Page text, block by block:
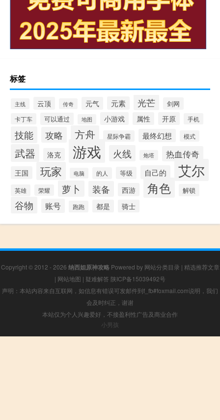
标签
主线 云顶 传奇 元气 元素 光芒 剑网
卡丁车 可以通过 地图 小游戏 属性 开原 手机
技能 攻略 方舟 星际争霸 最终幻想 模式
武器 洛克 游戏 火线 炮塔 热血传奇
王国 玩家 电脑 的人 等级 自己的 艾尔
英雄 荣耀 萝卜 装备 西游 角色 解锁
谷物 账号 跑跑 都是 骑士
Copyright © 2012 - 2026 纳西妲原神攻略Powered by 网站分类目录 | 精选推荐文章
| 网站地图 | 疑难解答 陕ICP备15039492号
声明：本站内容来自互联网，如信息有错误可发邮件到f_fb#foxmail.com说明，我们
会及时纠正，谢谢
本站仅为个人兴趣爱好，不接盈利性广告及商业合作
小男孩